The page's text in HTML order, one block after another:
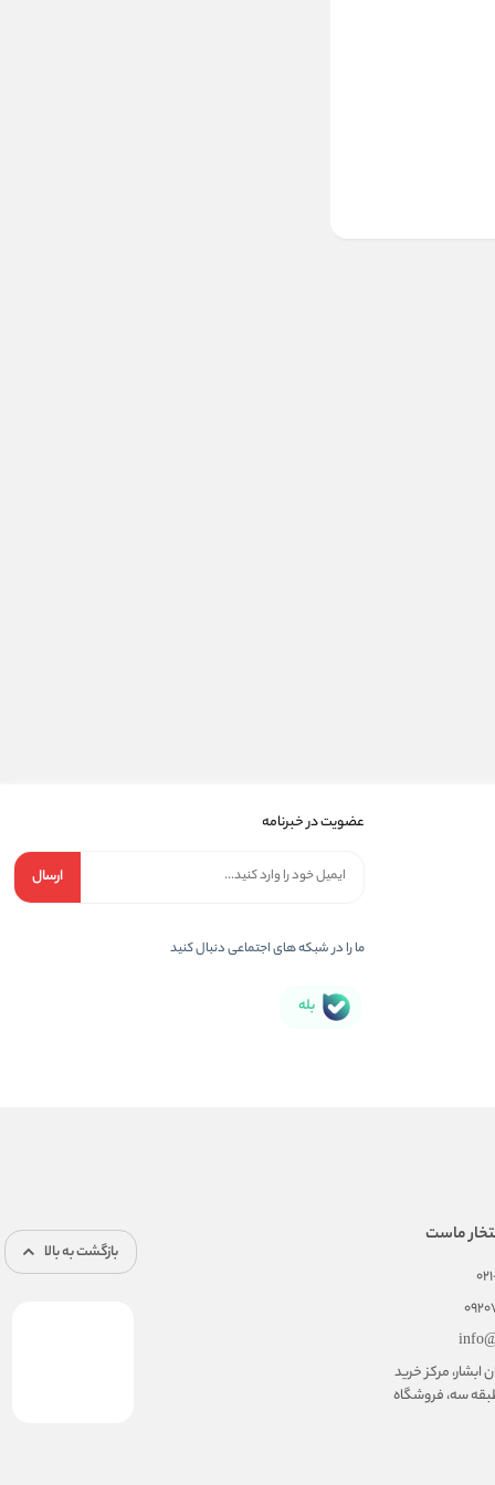
عضویت در خبرنامه
ارسال
ما را در شبکه های اجتماعی دنبال کنید
بله
ماست
مرکز خرید
سه، فروشگاه
بازگشت به بالا